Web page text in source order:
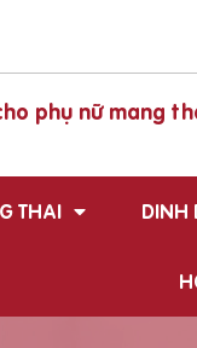
phụ nữ mang
THAI DINH